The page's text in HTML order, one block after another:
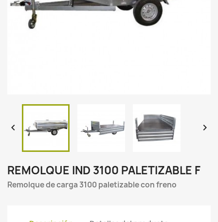
 
REMOLQUE IND 3100 PALETIZABLE F
Remolque de carga 3100 paletizable con freno